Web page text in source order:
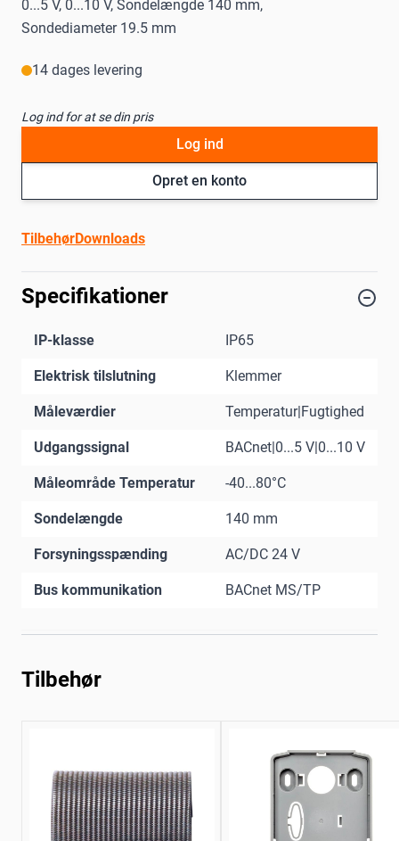
0...5 V, 0...10 V, Sondelængde 140 mm,
Sondediameter 19.5 mm
14 dages levering
Log ind for at se din pris
Opret en konto
Log ind
TilbehørDownloads
Specifikationer
IP-klasse IP65
Elektrisk tilslutning Klemmer
Måleværdier Temperatur|Fugtighed
Udgangssignal BACnet|0...5 V|0...10 V
Måleområde Temperatur -40...80°C
Sondelængde 140 mm
Forsyningsspænding AC/DC 24 V
Bus kommunikation BACnet MS/TP
Tilbehør